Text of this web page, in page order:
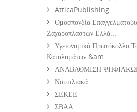
AtticaPublishing
Ομοσπονδία
Ζαχαροπλαστών Ελλά...
Υγειονομικά Πρωτόκολλα
Καταλυμάτων &am...
ΑΝΑΒΑΘΜΙΣΗ
Ναυτιλιακά
ΣΕΚΕΕ
ΣΒΑΑ